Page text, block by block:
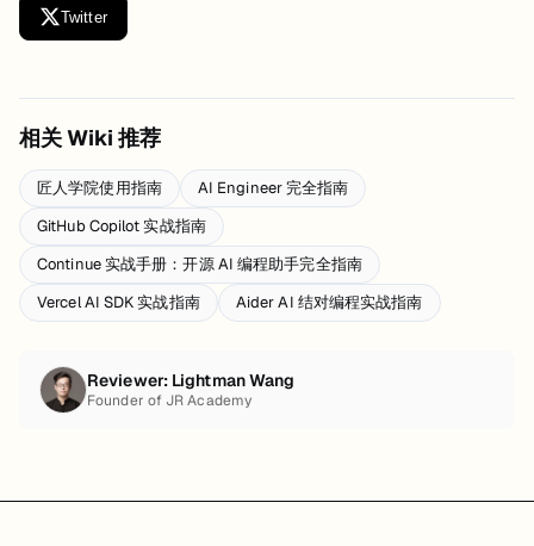
Twitter
相关 Wiki 推荐
匠人学院使用指南
AI Engineer 完全指南
GitHub Copilot 实战指南
Continue 实战手册：开源 AI 编程助手完全指南
Vercel AI SDK 实战指南
Aider AI 结对编程实战指南
Reviewer: Lightman Wang
Founder of JR Academy